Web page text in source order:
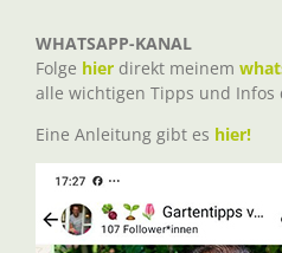
WHATSAPP-KANAL
Folge hier direkt meinem
alle wichtigen Tipps und Infos
Eine Anleitung gibt es hier!